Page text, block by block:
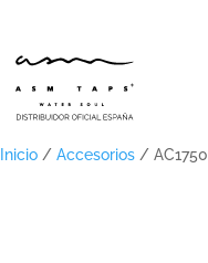
Inicio / Accesorios / AC1750